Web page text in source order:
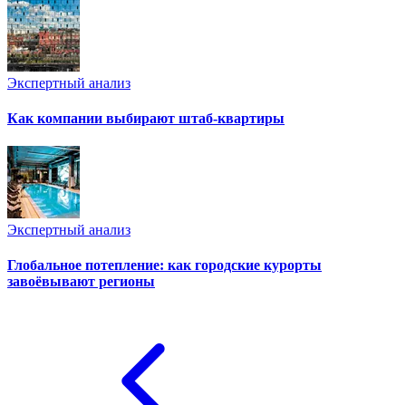
Экспертный анализ
Как компании выбирают штаб-квартиры
Экспертный анализ
Глобальное потепление: как городские курорты
завоёвывают регионы